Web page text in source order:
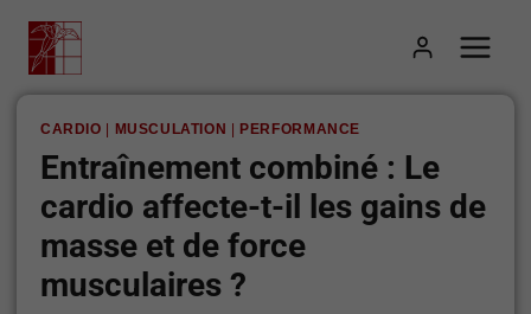
Aller
contenu
CARDIO MUSCULATION PERFORMANCE
Entraînement combiné : Le
cardio affecte-t-il les gains de
masse et de force
musculaires ?